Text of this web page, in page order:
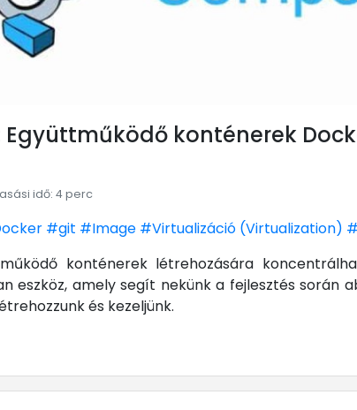
Együttműködő konténerek
idő: 4 perc
#git #Image #Virtualizáció (Virtualization)
konténerek létrehozására
eszköz, amely segít nekünk a fejlesztés
és kezeljünk.